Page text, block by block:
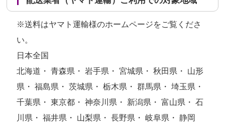
※送料はヤマト運輸様のホームページをご覧くださ
い。
日本全国
北海道・ 青森県・ 岩手県・ 宮城県・ 秋田県・ 山形
県・ 福島県・ 茨城県・ 栃木県・ 群馬県・ 埼玉県・
千葉県・ 東京都・ 神奈川県・ 新潟県・ 富山県・ 石
川県・ 福井県・ 山梨県・ 長野県・ 岐阜県・ 静岡